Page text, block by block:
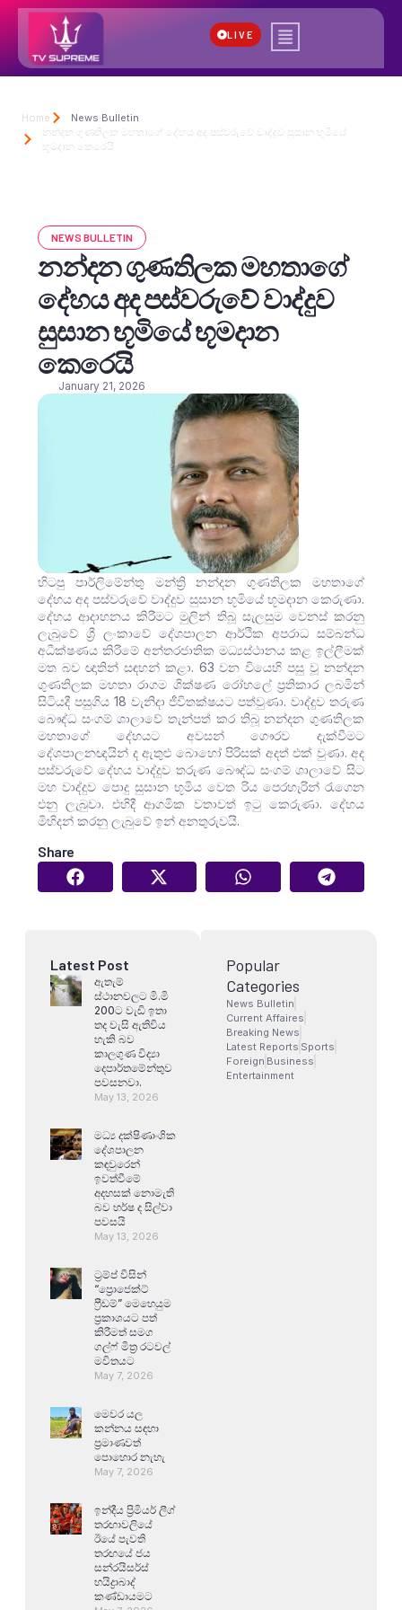
LIVE
Home
News Bulletin
නන්දන ගුණතිලක මහතාගේ දේහය අද පස්වරුවේ වාද්දුව සුසාන භූමියේ
භූමදාන කෙරෙයි
NEWS BULLETIN
නන්දන ගුණතිලක මහතාගේ
දේහය අද පස්වරුවේ වාද්දුව
සුසාන භූමියේ භූමදාන
කෙරෙයි
January 21, 2026
හිටපු පාර්ලිමේන්තු මන්ත්‍රි නන්දන ගුණතිලක මහතාගේ
දේහය අද පස්වරුවේ වාද්දුව සුසාන භූමියේ භූමදාන කෙරුණා.
දේහය ආදාහනය කිරීමට මුලින් තිබූ සැලසුම වෙනස් කරනු
ලැබුවේ ශ්‍රී ලංකාවේ දේශපාලන ආර්ථික අපරාධ සම්බන්ධ
අධීක්ෂණය කිරීමේ අන්තරජාතික මධ්‍යස්ථානය කළ ඉල්ලීමක්
මත බව ඥාතින් සඳහන් කළා. 63 වන වියෙහි පසු වූ නන්දන
ගුණතිලක මහතා රාගම ශික්ෂණ රෝහලේ ප්‍රතිකාර ලබමින්
සිටියදී පසුගිය 18 වැනිදා ජීවිතක්ෂයට පත්වුණා. වාද්දුව තරුණ
බෞද්ධ සංගම් ශාලාවේ තැන්පත් කර තිබූ නන්දන ගුණතිලක
මහතාගේ දේහයට අවසන් ගෞරව දැක්වීමට
දේශපාලනඥයින් ද ඇතුළු බොහෝ පිරිසක් අදත් එක් වුණා. අද
පස්වරුවේ දේහය වාද්දුව තරුණ බෞද්ධ සංගම් ශාලාවේ සිට
මහ වාද්දුව පොදු සුසාන භූමිය වෙත රිය පෙරහැරින් රැගෙන
එනු ලැබුවා. එහිදී ආගමික වතාවත් ඉටු කෙරුණා. දේහය
මිහිදන් කරනු ලැබු‌වේ ඉන් අනතුරුවයි.
Share
Latest Post
ඇතැම්
ස්ථානවලට මි.මි
200ට වැඩි ඉතා
තද වැසි ඇතිවිය
හැකි බව
කාලගුණ විද්‍යා
දෙපාර්තමේන්තුව
පවසනවා.
May 13, 2026
මධ්‍ය දක්ෂිණාංශික
දේශපාලන
කඳවුරෙන්
ඉවත්වීමේ
අදහසක් නොමැති
බව හර්ෂ ද සිල්වා
පවසයි
May 13, 2026
ට්‍රම්ප් විසින්
“ප්‍රොජෙක්ට්
ෆ්‍රීඩම්” මෙහෙයුම
ප්‍රකාශයට පත්
කිරීමත් සමග
ගල්ෆ් මිත්‍ර රටවල්
මවිතයට
May 7, 2026
මෙවර යල
කන්නය සඳහා
ප්‍රමාණවත්
පොහොර නැහැ
May 7, 2026
ඉන්දීය ප්‍රිමියර් ලීග්
තරඟාවලියේ
ඊයේ පැවති
තරඟයේ ජය
සන්රයිසර්ස්
හයිද්‍රාබාද්
කණ්ඩායමට
Popular
Categories
News Bulletin
Current Affaires
Breaking News
Latest Reports Sports
Foreign Business
Entertainment